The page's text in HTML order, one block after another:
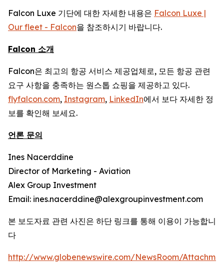
Falcon Luxe 기단에 대한 자세한 내용은 Falcon Luxe |
Our fleet - Falcon을 참조하시기 바랍니다.
Falcon 소개
Falcon은 최고의 항공 서비스 제공업체로, 모든 항공 관련
요구 사항을 충족하는 원스톱 쇼핑을 제공하고 있다.
flyfalcon.com, Instagram, LinkedIn에서 보다 자세한 정
보를 확인해 보세요.
언론 문의
Ines Nacerddine
Director of Marketing - Aviation
Alex Group Investment
Email: ines.nacerddine@alexgroupinvestment.com
본 보도자료 관련 사진은 하단 링크를 통해 이용이 가능합니
다
http://www.globenewswire.com/NewsRoom/